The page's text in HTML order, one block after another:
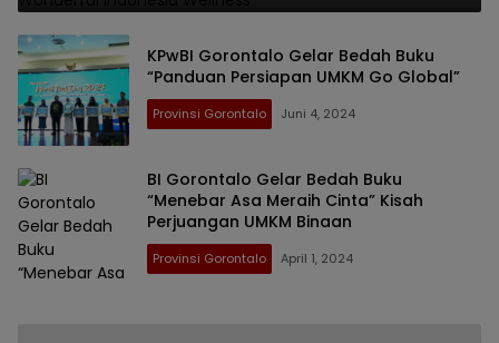
KPwBI Gorontalo Gelar Bedah Buku
“Panduan Persiapan UMKM Go Global”
Provinsi Gorontalo Juni 4, 2024
BI Gorontalo Gelar Bedah Buku
“Menebar Asa Meraih Cinta” Kisah
Perjuangan UMKM Binaan
Provinsi Gorontalo April 1, 2024